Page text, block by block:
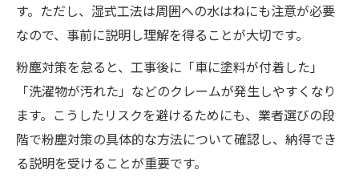
す。ただし、湿式工法は周囲への水はねにも注意が必要
なので、事前に説明し理解を得ることが大切です。
粉塵対策を怠ると、工事後に「車に塗料が付着した」
「洗濯物が汚れた」などのクレームが発生しやすくなり
ます。こうしたリスクを避けるためにも、業者選びの段
階で粉塵対策の具体的な方法について確認し、納得でき
る説明を受けることが重要です。